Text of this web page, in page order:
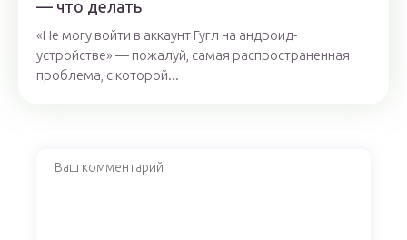
— что делать
«Не могу войти в аккаунт Гугл на андроид-
устройстве» — пожалуй, самая распространенная
проблема, с которой...